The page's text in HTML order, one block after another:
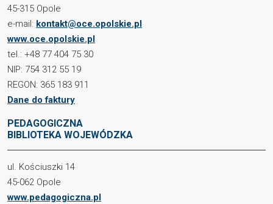
45-315 Opole
e-mail: kontakt@oce.opolskie.pl
www.oce.opolskie.pl
tel.: +48 77 404 75 30
NIP: 754 312 55 19
REGON: 365 183 911
Dane do faktury
PEDAGOGICZNA
BIBLIOTEKA WOJEWÓDZKA
ul. Kościuszki 14
45-062 Opole
www.pedagogiczna.pl